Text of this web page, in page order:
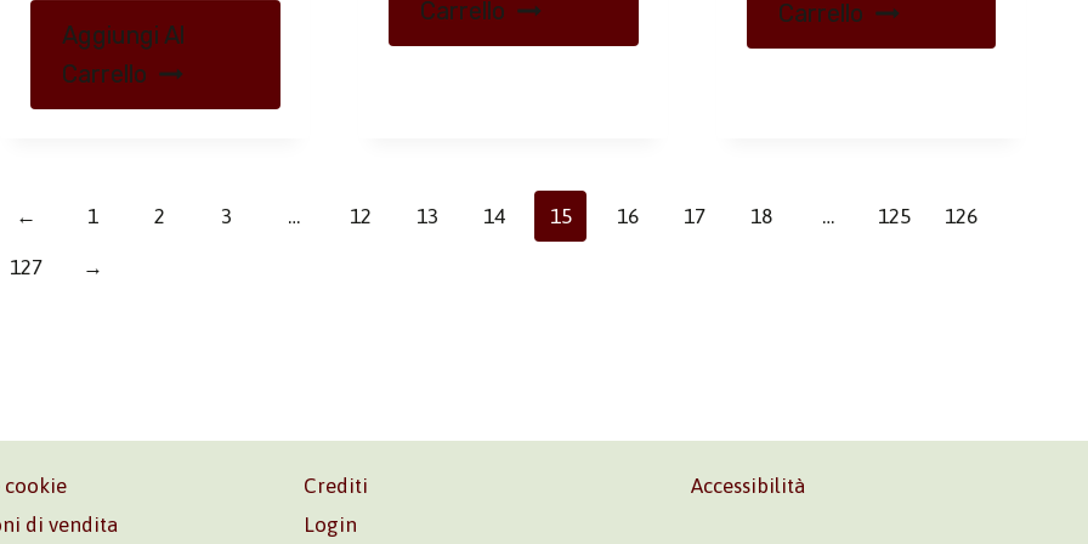
Aggiungi Al
Carrello
Carrello
Carrello
← 1 2 3 … 12 13 14 15 16 17 18 … 125 126
127 →
cookie
di vendita
Crediti
Login
Accessibilità